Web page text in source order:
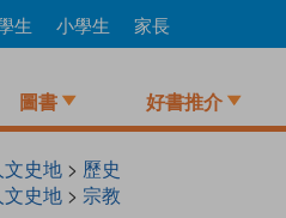
生 小學生 家長
圖書 好書推介
文史地 > 歷史
文史地 > 宗教